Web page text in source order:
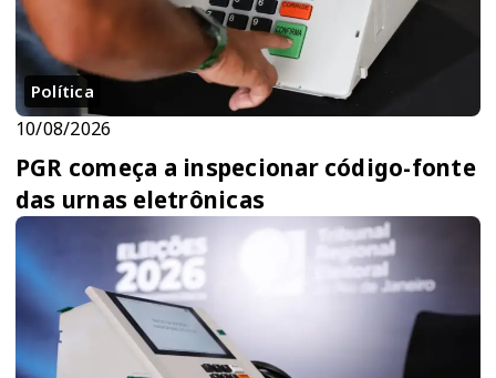
Política
10/08/2026
PGR começa a inspecionar código-fonte
das urnas eletrônicas